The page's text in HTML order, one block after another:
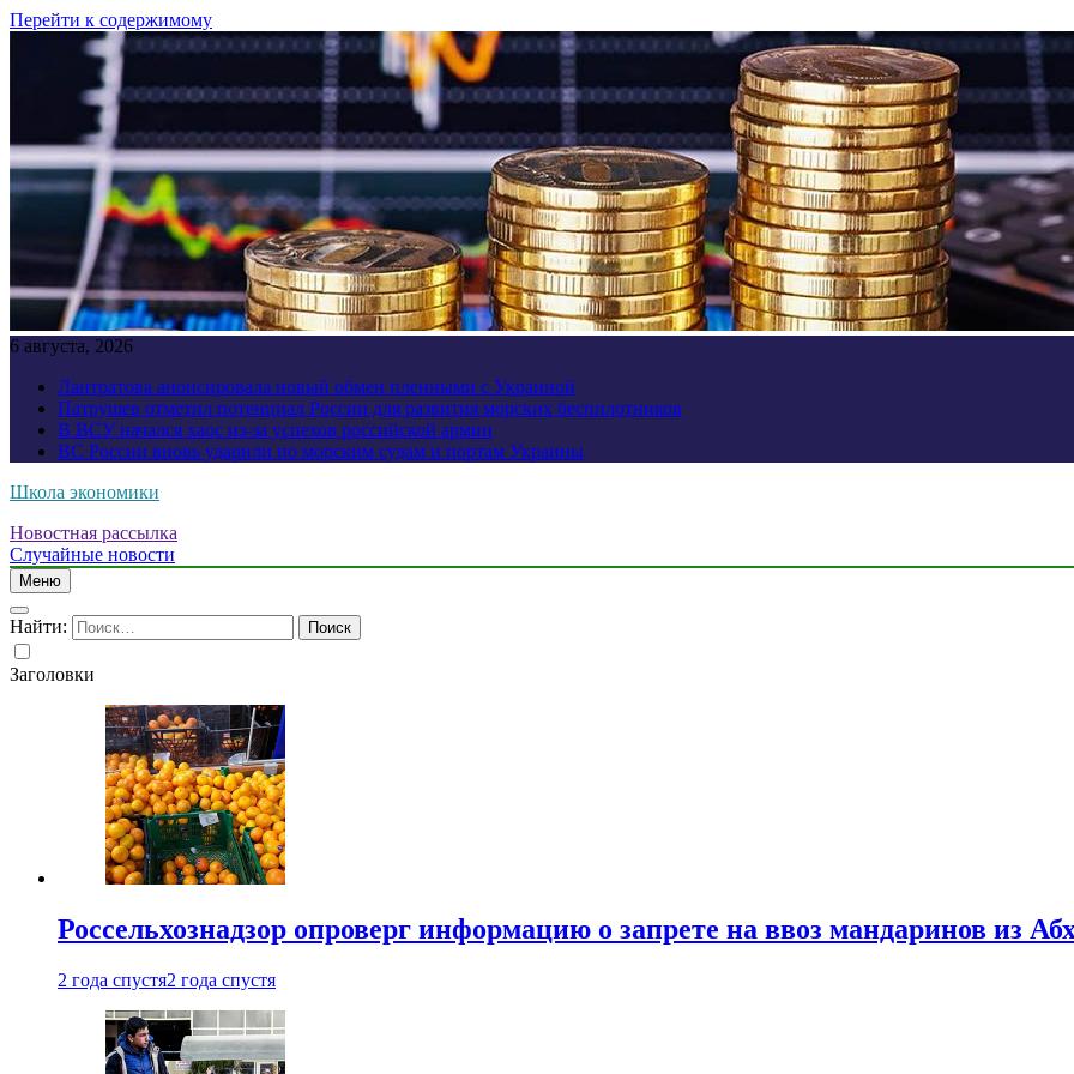
Перейти к содержимому
6 августа, 2026
Лантратова анонсировала новый обмен пленными с Украиной
Патрушев отметил потенциал России для развития морских беспилотников
В ВСУ начался хаос из-за успехов российской армии
ВС России вновь ударили по морским судам и портам Украины
Школа экономики
Новостная рассылка
Случайные новости
Меню
Найти:
Заголовки
Россельхознадзор опроверг информацию о запрете на ввоз мандаринов из
2 года спустя2 года спустя